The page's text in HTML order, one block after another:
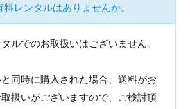
料レンタルはありませんか。
ルでのお取扱いはございません。
同時に購入された場合、送料がお
扱いがございますので、ご検討頂